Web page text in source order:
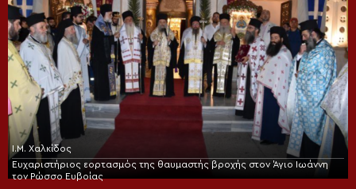
Ι.Μ. Χαλκίδος
Ευχαριστήριος εορτασμός της θαυμαστής βροχής στον Άγιο Ιωάννη
τον Ρώσσο Ευβοίας